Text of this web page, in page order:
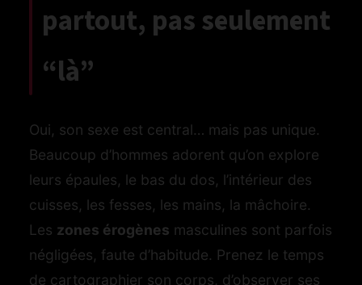
partout, pas seulement
“là”
Oui, son sexe est central… mais pas unique.
Beaucoup d’hommes adorent qu’on explore
leurs épaules, le bas du dos, l’intérieur des
cuisses, les fesses, les mains, la mâchoire.
Les zones érogènes masculines sont parfois
négligées, faute d’habitude. Prenez le temps
de cartographier son corps, d’observer ses